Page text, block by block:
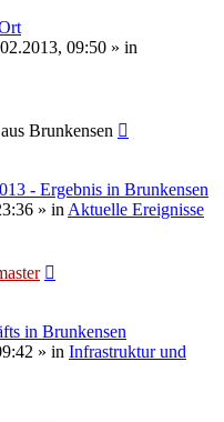
09:50 » in
Brunkensen
- Ergebnis in Brunkensen
» in Aktuelle Ereignisse
in Brunkensen
» in Infrastruktur und